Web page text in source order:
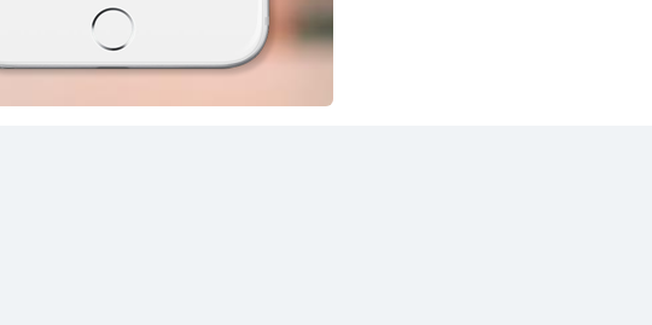
Íntima FM Santiago
adult contemporary